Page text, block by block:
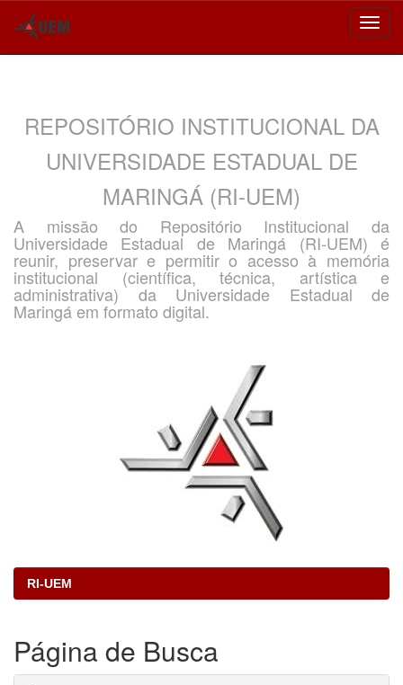
REPOSITÓRIO INSTITUCIONAL DA
UNIVERSIDADE ESTADUAL DE
MARINGÁ (RI-UEM)
A missão do Repositório Institucional da
Universidade Estadual de Maringá (RI-UEM) é
reunir, preservar e permitir o acesso à memória
institucional (científica, técnica, artística e
administrativa) da Universidade Estadual de
Maringá em formato digital.
RI-UEM
Página de Busca